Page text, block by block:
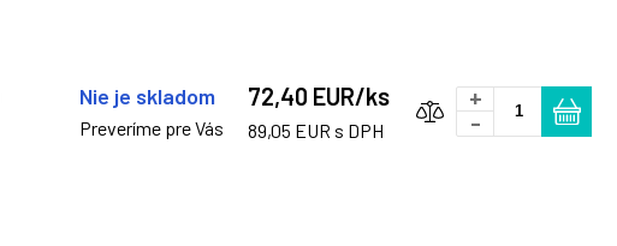
Nie je skladom
Preveríme pre Vás
72,40 EUR/ks
89,05 EUR s DPH
+
-